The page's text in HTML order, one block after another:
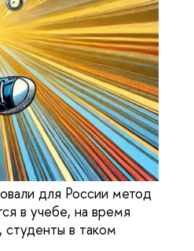
для России метод
в учебе, на время
в таком